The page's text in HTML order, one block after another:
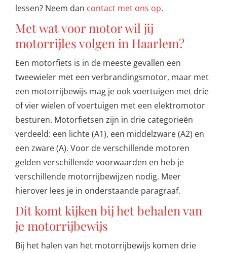
lessen? Neem dan contact met ons op.
Met wat voor motor wil jij
motorrijles volgen in Haarlem?
Een motorfiets is in de meeste gevallen een
tweewieler met een verbrandingsmotor, maar met
een motorrijbewijs mag je ook voertuigen met drie
of vier wielen of voertuigen met een elektromotor
besturen. Motorfietsen zijn in drie categorieën
verdeeld: een lichte (A1), een middelzware (A2) en
een zware (A). Voor de verschillende motoren
gelden verschillende voorwaarden en heb je
verschillende motorrijbewijzen nodig. Meer
hierover lees je in onderstaande paragraaf.
Dit komt kijken bij het behalen van
je motorrijbewijs
Bij het halen van het motorrijbewijs komen drie